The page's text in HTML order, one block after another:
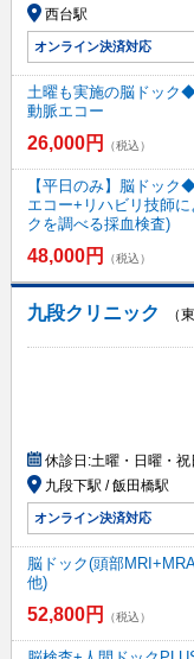
西台駅
オンライン決済対応
土曜も実施の脳ドック
動脈エコー
26,000円 （税込）
【平日のみ】脳ドッ
エコー+リハビリ技師
クを調べる採血検査)
48,000円 （税込）
九段クリニック
（
休診日:土曜・日曜・祝
九段下駅 / 飯田橋駅
オンライン決済対応
脳ドック(頭部
他)
52,800円 （税込）